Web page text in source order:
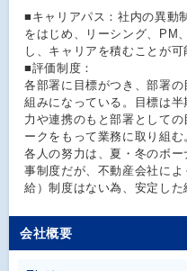
■キャリアパス：社内の異動
をはじめ、リーシング、PM
し、キャリアを積むことが可
■評価制度：
各部署に目標がつき、部署
組みになっている。目標は
力や連携のもと部署として
ークをもって業務に取り組む
各人の努力は、夏・冬のボ
事制度だが、不動産会社に
給）制度はない為、安定し
会社概要